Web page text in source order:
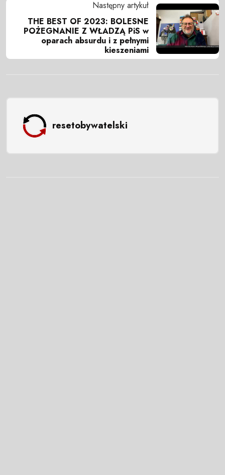
Następny artykuł
THE BEST OF 2023: BOLESNE
POŻEGNANIE Z WŁADZĄ PiS w
oparach absurdu i z pełnymi
kieszeniami
resetobywatelski